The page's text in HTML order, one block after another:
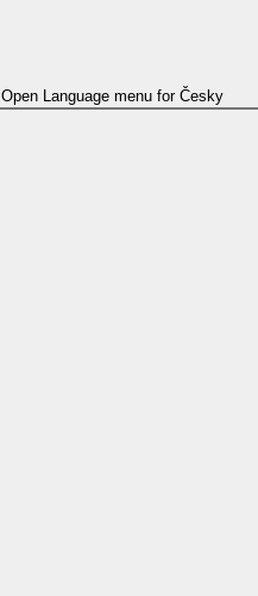
Open Language menu for Česky